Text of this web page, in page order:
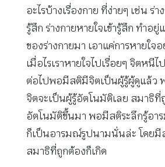
อะไรบ้างเรื่องกาย ที่ง่ายๆ เช่น ร่
รู้สึก ร่างกายหายใจเข้ารู้สึก ทำอ
ของร่างกายมา เอาแค่การหายใจอ
เมื่อไรเราหายใจไปเรื่อยๆ จิตหนีไ
ต่อไปพอมีสติมีจิตเป็นผู้รู้ผู้ดูแล้ว
จิตจะเป็นผู้รู้อัตโนมัติเลย สมาธิที่
อัตโนมัติขึ้นมา พอมีสติระลึกรู้อา
ก็เป็นอารมณ์รูปนามนั่นล่ะ โดย
สมาธิที่ถูกต้องก็เกิด